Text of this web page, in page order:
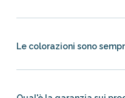
Le colorazioni sono